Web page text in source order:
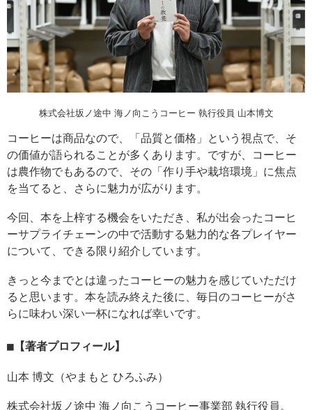
株式会社坂ノ途中 海ノ向こうコーヒー 執行役員 山本博文
コーヒーは商品なので、「品質と価格」という視点で、そ
の価値が語られることが多くあります。ですが、コーヒー
は農作物でもあるので、その「作り手や栽培環境」に焦点
を当てると、さらに魅力が広がります。
今回、本を上梓する機会をいただき、私が出会ったコーヒ
ーサプライチェーンの中で活動する魅力的な各プレイヤー
について、できる限り紹介しています。
きっと今までとは違ったコーヒーの魅力を感じていただけ
ると思います。本を読み終えた後に、毎日のコーヒーがさ
らに味わい深い一杯になれば幸いです。
【著者プロフィール】
山本 博文（やまもと ひろふみ）
株式会社坂ノ途中 海ノ向こうコーヒー事業部 執行役員。